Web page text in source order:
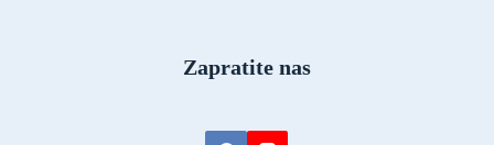
Zapratite nas